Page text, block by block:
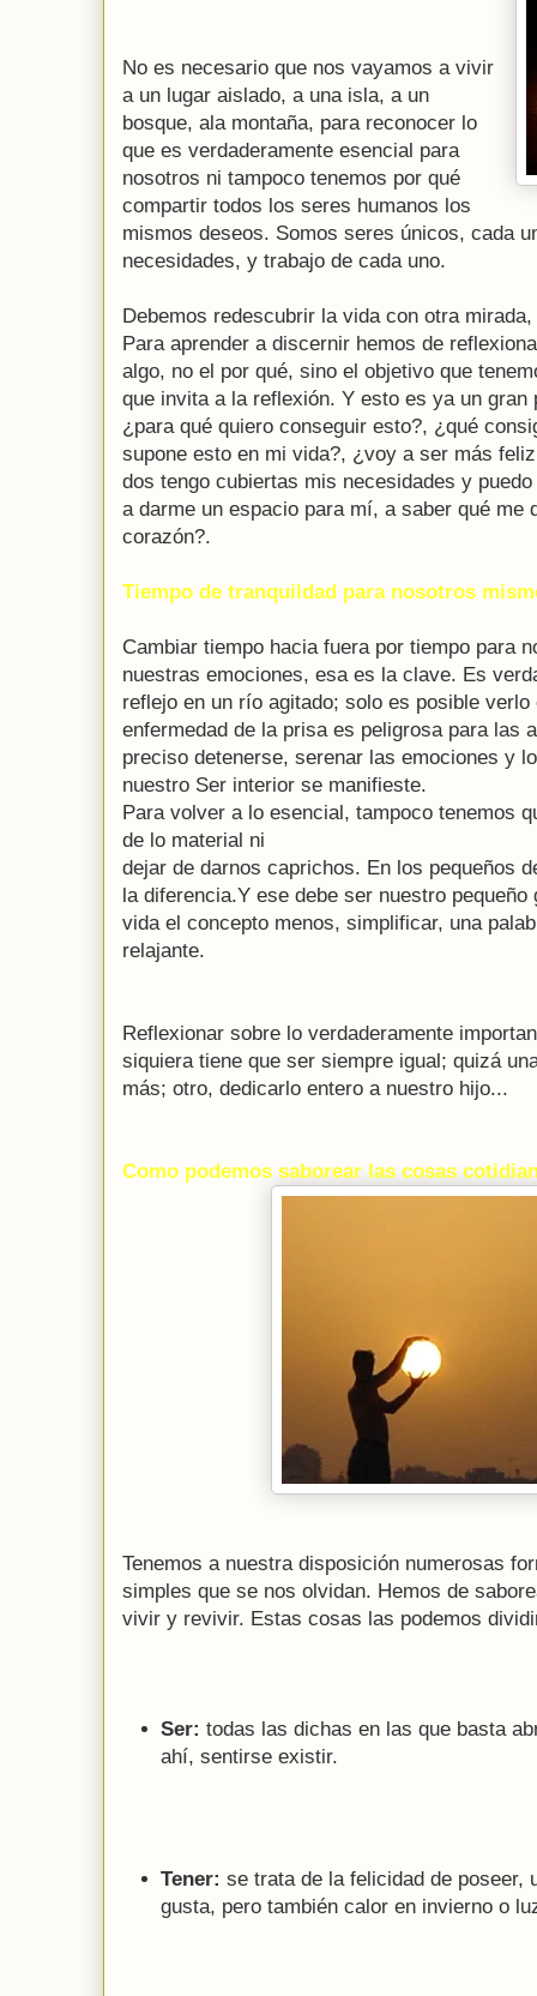
No es necesario que nos vayamos a vivir
a un lugar aislado, a una isla, a un
bosque, ala montaña, para reconocer lo
que es verdaderamente esencial para
nosotros ni tampoco tenemos por qué
compartir todos los seres humanos los
mismos deseos. Somos seres únicos, cada
necesidades, y trabajo de cada uno.
Debemos redescubrir la vida con otra
Para aprender a discernir hemos de
algo, no el por qué, sino el objetivo que
que invita a la reflexión. Y esto es ya un
¿para qué quiero conseguir esto?, ¿qué
supone esto en mi vida?, ¿voy a ser más
dos tengo cubiertas mis necesidades y
a darme un espacio para mí, a saber qué me
corazón?.
Tiempo de tranquildad para nosotros
Cambiar tiempo hacia fuera por tiempo para
nuestras emociones, esa es la clave. Es
reflejo en un río agitado; solo es posible
enfermedad de la prisa es peligrosa para
preciso detenerse, serenar las emociones y
nuestro Ser interior se manifieste.
Para volver a lo esencial, tampoco tenemos
de lo material ni
dejar de darnos caprichos. En los pequeños
la diferencia.Y ese debe ser nuestro
vida el concepto menos, simplificar, una
relajante.
Reflexionar sobre lo verdaderamente
siquiera tiene que ser siempre igual; quizá
más; otro, dedicarlo entero a nuestro hijo...
Como podemos saborear las cosas
Tenemos a nuestra disposición numerosas
simples que se nos olvidan. Hemos de
vivir y revivir. Estas cosas las podemos
Ser: todas las dichas en las que basta
ahí, sentirse existir.
Tener: se trata de la felicidad de poseer,
gusta, pero también calor en invierno o